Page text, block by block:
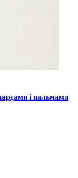
і пальмами